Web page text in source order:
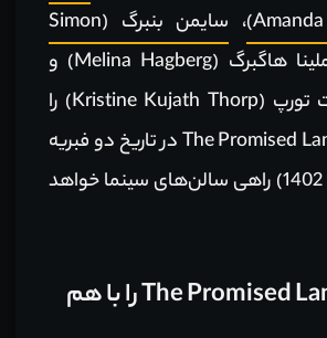
،
سایمن بنبرگ (Simon
، ملینا هاگبرگ (Melina Hagberg) و
کریستین کوجات تورپ (Kristine Kujath Thorp) را
نام برد. فیلم The Promised Land در تاریخ دو فبریه
2024 (13 بهمن 1402) راهی سالن‌های سینما خواهد
تریلر فیلم The Promised Land را با هم